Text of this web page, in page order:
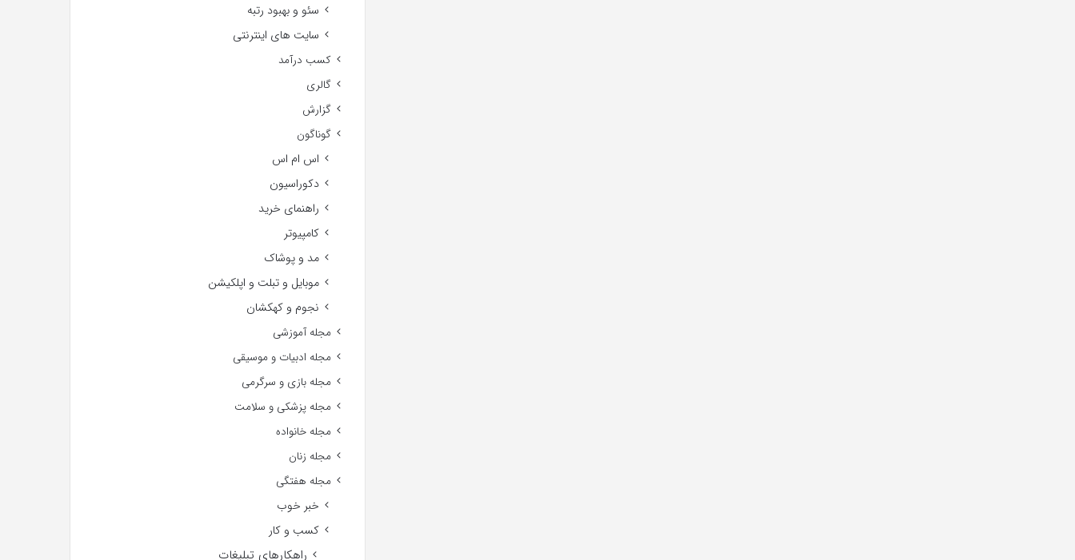
سئو و بهبود رتبه
سایت های اینترنتی
کسب درآمد
گالری
گزارش
گوناگون
اس ام اس
دکوراسیون
راهنمای خرید
کامپیوتر
مد و پوشاک
موبایل و تبلت و اپلکیشن
نجوم و کهکشان
مجله آموزشی
مجله ادبیات و موسیقی
مجله بازی و سرگرمی
مجله پزشکی و سلامت
مجله خانواده
مجله زنان
مجله هفتگی
خبر خوب
کسب و کار
راهکارهای تبلیغات